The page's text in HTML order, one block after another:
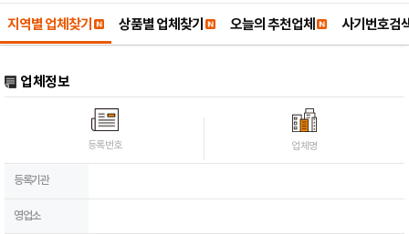
지역별 업체찾기 상품별 업체찾기 오늘의 추천업체 사기번호검
업체정보
등록번호 업체명
등록기관
영업소